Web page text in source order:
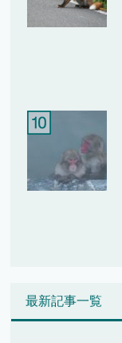
最新記事一覧